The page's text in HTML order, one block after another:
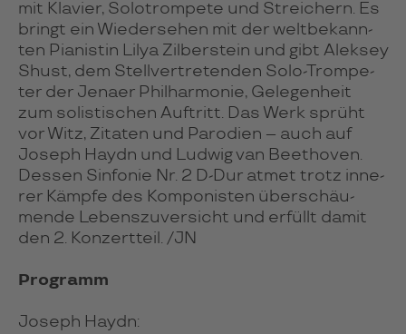
mit Kla­vier, Solo­trom­pete und Strei­chern. Es
bringt ein Wie­der­se­hen mit der welt­be­kann­
ten Pia­nis­tin Lilya Zil­ber­stein und gibt Alek­sey
Shust, dem Stell­ver­tre­ten­den Solo-Trom­pe­
ter der Jenaer Phil­har­mo­nie, Gele­gen­heit
zum solis­ti­schen Auf­tritt. Das Werk sprüht
vor Witz, Zita­ten und Paro­dien – auch auf
Joseph Haydn und Lud­wig van Beet­ho­ven.
Des­sen Sin­fo­nie Nr. 2 D-Dur atmet trotz inne­
rer Kämpfe des Kom­po­nis­ten über­schäu­
mende Lebens­zu­ver­sicht und erfüllt damit
den 2. Kon­zert­teil. /JN
Programm
Joseph Haydn: